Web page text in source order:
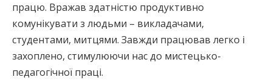
працю. Вражав здатністю продуктивно
комунікувати з людьми – викладачами,
студентами, митцями. Завжди працював легко і
захоплено, стимулюючи нас до мистецько-
педагогічної праці.